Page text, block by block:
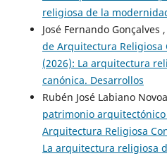
religiosa de la
José Fernando Gonçalves ,
de Arquitectura Religiosa
(2026): La arquitectura
canónica. Desarrollos
Rubén José Labiano
patrimonio
Arquitectura Religiosa
La arquitectura religiosa